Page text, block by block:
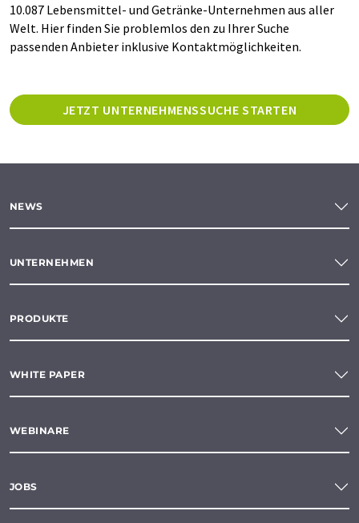
10.087 Lebensmittel- und Getränke-Unternehmen aus aller
Welt. Hier finden Sie problemlos den zu Ihrer Suche
passenden Anbieter inklusive Kontaktmöglichkeiten.
JETZT UNTERNEHMENSSUCHE STARTEN
NEWS
UNTERNEHMEN
PRODUKTE
WHITE PAPER
WEBINARE
JOBS